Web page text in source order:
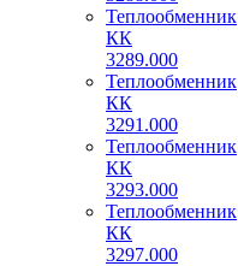
Теплообменник
КК
3289.000
Теплообменник
КК
3291.000
Теплообменник
КК
3293.000
Теплообменник
КК
3297.000